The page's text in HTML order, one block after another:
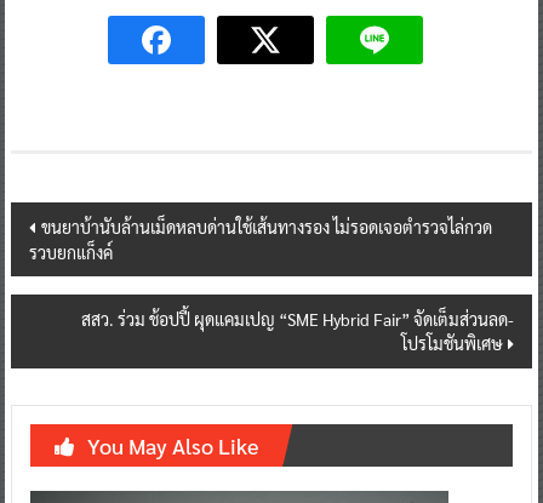
Post
navigation
ขนยาบ้านับล้านเม็ดหลบด่านใช้เส้นทางรอง ไม่รอดเจอตำรวจไล่กวด
รวบยกแก็งค์
สสว. ร่วม ช้อปปี้ ผุดแคมเปญ “SME Hybrid Fair” จัดเต็มส่วนลด-
โปรโมชันพิเศษ
You May Also Like